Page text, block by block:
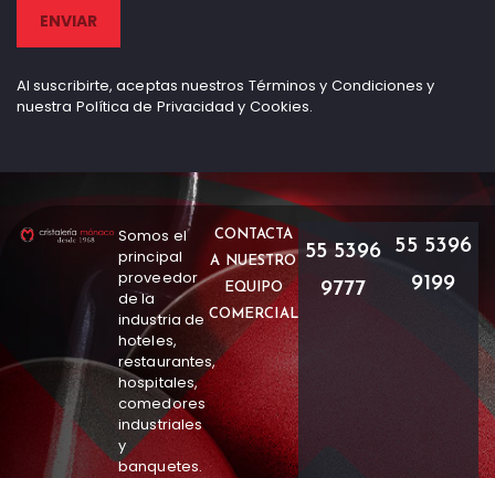
Al suscribirte, aceptas nuestros Términos y Condiciones y
nuestra Política de Privacidad y Cookies.
Somos el
principal
proveedor
de la
industria de
hoteles,
restaurantes,
hospitales,
comedores
industriales
y
banquetes.
CONTACTA
A NUESTRO
EQUIPO
COMERCIAL
55 5396
9777
55 5396
9199